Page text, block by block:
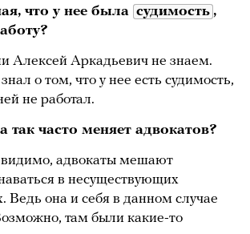
что у нее была судимость ,
Алексей Аркадьевич не знаем.
о том, что у нее есть судимость,
не работал.
часто меняет адвокатов?
адвокаты мешают
в несуществующих
Ведь она и себя в данном случае
там были какие-то